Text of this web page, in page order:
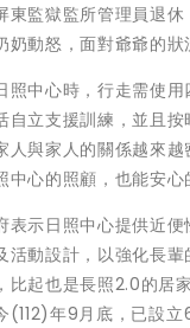
東監獄監所管理員退
奶動怒，面對爺爺的
照中心時，行走需使
自立支援訓練，並且
人與家人的關係越來
中心的照顧，也能安心
表示日照中心提供近
活動設計，以強化長
比起也是長照2.0的居
(112)年9月底，已設